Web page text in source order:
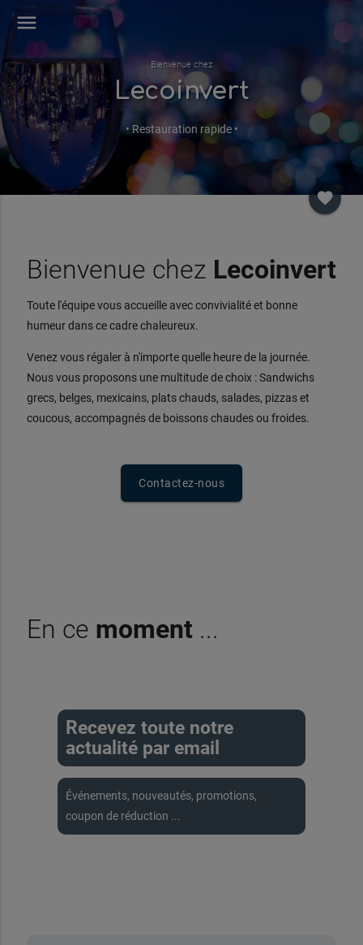
menu
Bienvenue chez
Lecoinvert
• Restauration rapide •
favorite
Bienvenue chez Lecoinvert
Toute l'équipe vous accueille avec convivialité et bonne
humeur dans ce cadre chaleureux.
Venez vous régaler à n'importe quelle heure de la journée.
Nous vous proposons une multitude de choix : Sandwichs
grecs, belges, mexicains, plats chauds, salades, pizzas et
coucous, accompagnés de boissons chaudes ou froides.
Contactez-nous
En ce moment ...
Recevez toute notre
actualité par email
Événements, nouveautés, promotions,
coupon de réduction ...